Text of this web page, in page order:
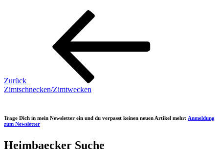
Beitragsnavigation
Zurück
Zimtschnecken/Zimtwecken
Trage Dich in mein Newsletter ein und du verpasst keinen neuen Artikel mehr: Anmeldung
zum Newsletter
Heimbaecker Suche